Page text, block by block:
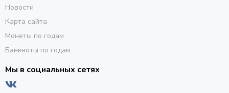
Новости
Карта сайта
Монеты по годам
Банкноты по годам
Мы в социальных сетях